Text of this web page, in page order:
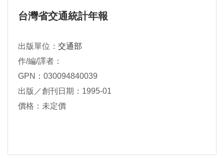
台灣省交通統計年報
出版單位： 交通部
作/編/譯者：
GPN：030094840039
出版／創刊日期：1995-01
價格：未定價